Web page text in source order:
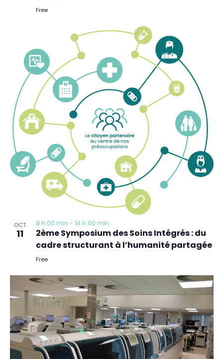
Free
OCT
11
8 h 00 min - 14 h 00 min
2ème Symposium des Soins Intégrés : du
cadre structurant à l’humanité partagée
Free